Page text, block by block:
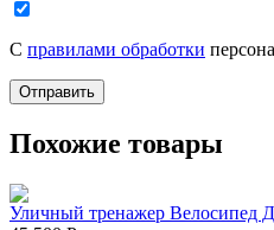
С правилами обработки
Отправить
Похожие товары
Уличный тренажер Велосипед